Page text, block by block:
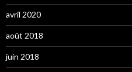
avril 2020
août 2018
juin 2018